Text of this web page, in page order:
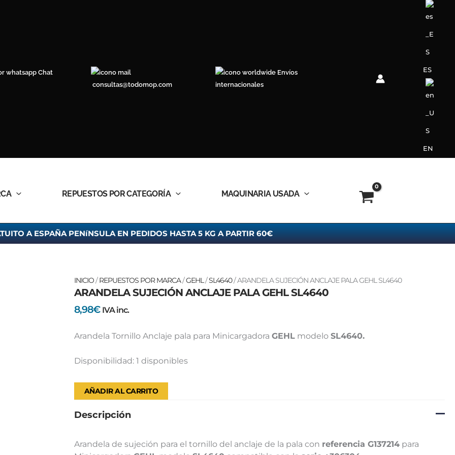
Chat
consultas@todomop.com
Envíos
internacionales
ES
EN
REPUESTOS POR CATEGORÍA MAQUINARIA USADA
A ESPAÑA PENíNSULA EN PEDIDOS HASTA 5 KG A PARTIR 60€
INICIO/REPUESTOS POR MARCA/GEHL/SL4640/ ARANDELA SUJECIÓN ANCLAJE PALA GEHL SL4640
ARANDELA SUJECIÓN ANCLAJE PALA GEHL SL4640
8,98€ IVA inc.
Arandela Tornillo Anclaje pala para Minicargadora GEHLmodelo SL4640.
Disponibilidad: 1 disponibles
ARANDELA
SUJECIÓN
ANCLAJE
PALA
SL4640
AÑADIR AL CARRITO
Descripción
Arandela de sujeción para el tornillo del anclaje de la pala con referencia G137214para